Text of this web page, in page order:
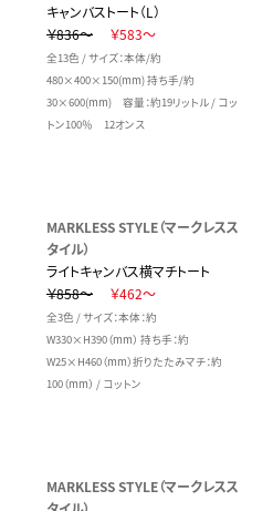
キャンバストート（L）
￥836～
￥583～
全13色 / サイズ：本体/約
480×400×150(mm) 持ち手/約
30×600(mm) 容量：約19リットル / コッ
トン100％ 12オンス
MARKLESS STYLE（マークレスス
タイル）
ライトキャンバス横マチトート
￥858～
￥462～
全3色 / サイズ：本体：約
W330×H390（mm） 持ち手：約
W25×H460（mm）折りたたみマチ：約
100（mm） / コットン
MARKLESS STYLE（マークレスス